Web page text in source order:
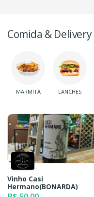
Comida & Delivery
MARMITA LANCHES
Vinho Casi
Hermano(BONARDA)